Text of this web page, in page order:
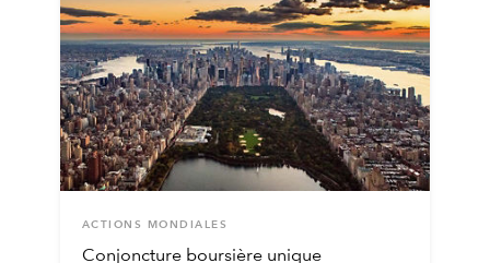
ACTIONS MONDIALES
Conjoncture boursière unique